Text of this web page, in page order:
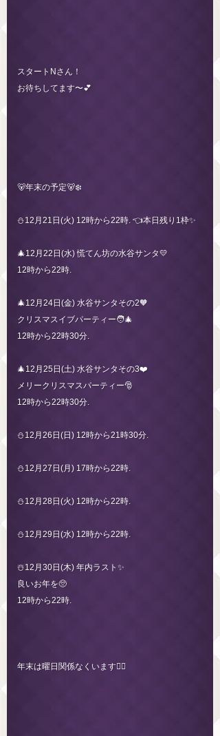
スタートNさん！
お待ちしてます〜💕
🐻年末の予定🐻‍❄️
⛄️12月21日(火) 12時から22時. 👈本日残り1枠✨
🎄12月22日(水) 慌てん坊の水谷サンタ💛
12時から22時.
🎄12月24日(金) 水谷サンタその2🧡
クリスマスイブパーティー🧑‍🎄
12時から22時30分.
🎄12月25日(土) 水谷サンタその3❤️
メリークリスマスパーティー🎅
12時から22時30分.
⛄️12月26日(日) 12時から21時30分.
⛄️12月27日(月) 17時から22時.
⛄️12月28日(火) 12時から22時.
⛄️12月29日(水) 12時から22時.
☃️12月30日(木) 年内ラスト✨
良いお年を🥺
12時から22時.
年末は曜日関係なくいます🙇‍♀️